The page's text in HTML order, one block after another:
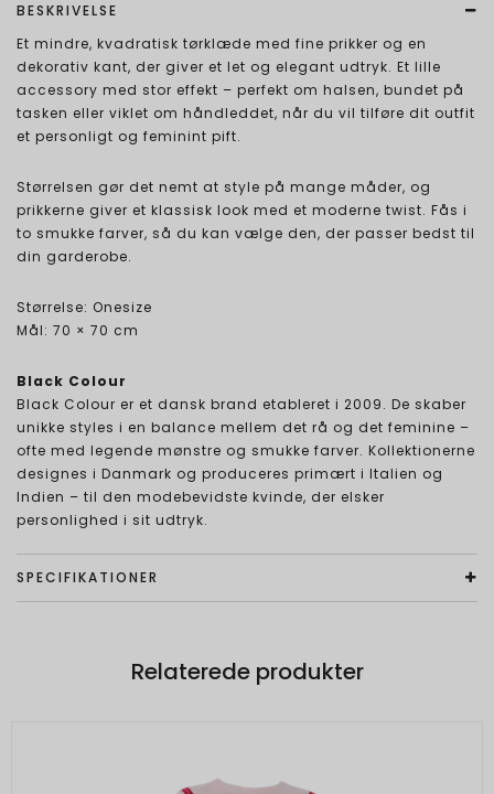
BESKRIVELSE
Et mindre, kvadratisk tørklæde med fine prikker og en
dekorativ kant, der giver et let og elegant udtryk. Et lille
accessory med stor effekt – perfekt om halsen, bundet på
tasken eller viklet om håndleddet, når du vil tilføre dit outfit
et personligt og feminint pift.
Størrelsen gør det nemt at style på mange måder, og
prikkerne giver et klassisk look med et moderne twist. Fås i
to smukke farver, så du kan vælge den, der passer bedst til
din garderobe.
Størrelse: Onesize
Mål: 70 × 70 cm
Black Colour
Black Colour er et dansk brand etableret i 2009. De skaber
unikke styles i en balance mellem det rå og det feminine –
ofte med legende mønstre og smukke farver. Kollektionerne
designes i Danmark og produceres primært i Italien og
Indien – til den modebevidste kvinde, der elsker
personlighed i sit udtryk.
SPECIFIKATIONER
Relaterede produkter